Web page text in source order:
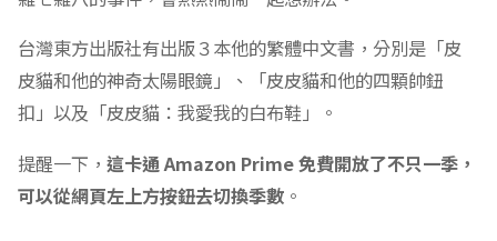
台灣東方出版社有出版３本他的繁體中文書，分別是「皮
皮貓和他的神奇太陽眼鏡」、「皮皮貓和他的四顆帥鈕
扣」以及「皮皮貓：我愛我的白布鞋」。
提醒一下，這卡通 Amazon Prime 免費開放了不只一季，
可以從網頁左上方按鈕去切換季數 。